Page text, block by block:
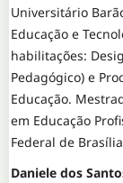
Universitário
Educação e
habilitações:
Pedagógico) e
Educação.
em Educação
Federal de Brasília
Daniele dos